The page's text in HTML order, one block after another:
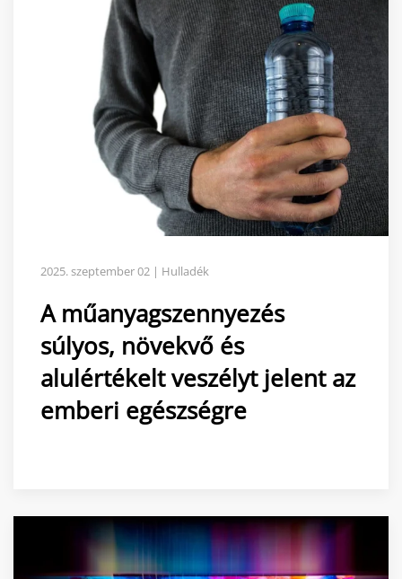
2025. szeptember 02 | Hulladék
A műanyagszennyezés
súlyos, növekvő és
alulértékelt veszélyt jelent az
emberi egészségre